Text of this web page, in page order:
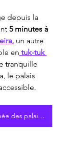
depuis la
5 minutes à
un autre
en tuk-tuk
tranquille
le palais
Achetez une visite combinée des palais de Sintra